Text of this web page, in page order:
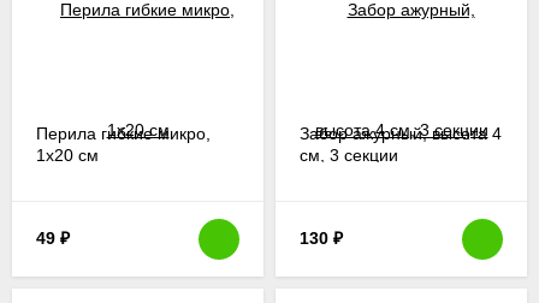
Перила гибкие микро,
1х20 см
49 ₽
Забор ажурный, высота 4
см, 3 секции
130 ₽